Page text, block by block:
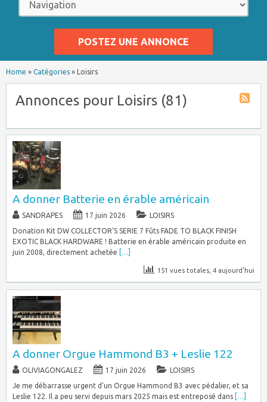
POSTEZ UNE ANNONCE
Home » Catégories » Loisirs
Annonces pour Loisirs (81)
A donner Batterie en érable américain
SANDRAPES 17 juin 2026
LOISIRS
Donation Kit DW COLLECTOR’S SERIE 7 Fûts FADE TO BLACK FINISH
EXOTIC BLACK HARDWARE ! Batterie en érable américain produite en
juin 2008, directement achetée
[…]
151 vues totales, 4 aujourd'hui
A donner Orgue Hammond B3 + Leslie 122
OLIVIAGONGALEZ 17 juin 2026
LOISIRS
Je me débarrasse urgent d’un Orgue Hammond B3 avec pédalier, et sa
Leslie 122. Il a peu servi depuis mars 2025 mais est entreposé dans
[…]